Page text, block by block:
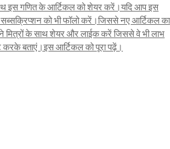
इस गणित के आर्टिकल को शेयर करें।यदि आप इस
को भी फॉलो करें।जिससे नए आर्टिकल का
के साथ शेयर और लाईक करें जिससे वे भी लाभ
करके बताएं।इस आर्टिकल को पूरा पढ़ें।